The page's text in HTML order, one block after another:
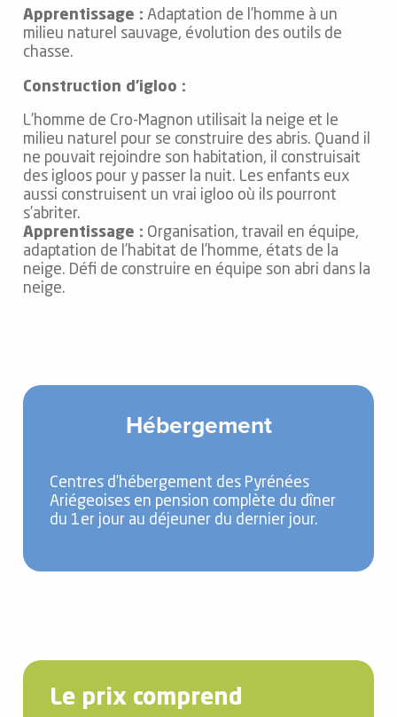
Apprentissage : Adaptation de l’homme à un
milieu naturel sauvage, évolution des outils de
chasse.
Construction d’igloo :
L’homme de Cro-Magnon utilisait la neige et le
milieu naturel pour se construire des abris. Quand il
ne pouvait rejoindre son habitation, il construisait
des igloos pour y passer la nuit. Les enfants eux
aussi construisent un vrai igloo où ils pourront
s’abriter.
Apprentissage : Organisation, travail en équipe,
adaptation de l’habitat de l’homme, états de la
neige. Défi de construire en équipe son abri dans la
neige.
Hébergement
Centres d’hébergement des Pyrénées
Ariégeoises en pension complète du dîner
du 1er jour au déjeuner du dernier jour.
Le prix comprend